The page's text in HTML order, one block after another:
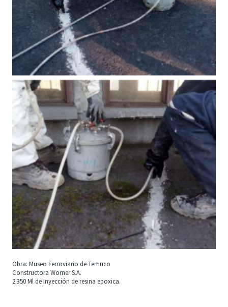
Obra: Museo Ferroviario de Temuco
Constructora Worner S.A.
2.350 Ml de Inyección de resina epoxica.